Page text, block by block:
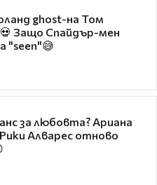
ghost-на Том
💀 Защо Спайдър-мен
"seen"😅
за любовта? Ариана
Алварес отново